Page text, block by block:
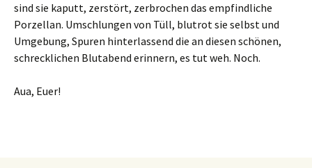
sind sie kaputt, zerstört, zerbrochen das empfindliche
Porzellan. Umschlungen von Tüll, blutrot sie selbst und
Umgebung, Spuren hinterlassend die an diesen schönen,
schrecklichen Blutabend erinnern, es tut weh. Noch.
Aua, Euer!